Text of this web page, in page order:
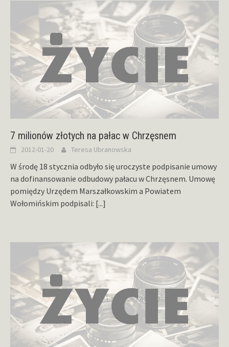
7 milionów złotych na pałac w Chrzęsnem
2012-01-20 Teresa Ubranowska
W środę 18 stycznia odbyło się uroczyste podpisanie umowy
na dofinansowanie odbudowy pałacu w Chrzęsnem. Umowę
pomiędzy Urzędem Marszałkowskim a Powiatem
Wołomińskim podpisali: [...]